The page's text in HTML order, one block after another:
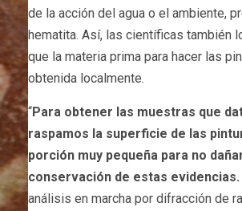
de la acción del agua o el ambiente,
hematita. Así, las científicas también
que la materia prima para hacer las
obtenida localmente.
“Para obtener las muestras que
raspamos la superficie de las
porción muy pequeña para no
conservación de estas evidencias.
análisis en marcha por difracción de